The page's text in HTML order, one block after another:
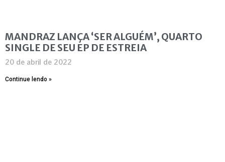
MANDRAZ LANÇA ‘SER ALGUÉM’, QUARTO
SINGLE DE SEU EP DE ESTREIA
20 de abril de 2022
Continue lendo »